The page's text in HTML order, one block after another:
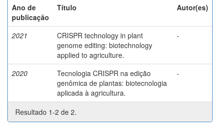
Ano de
publicação
Título Autor(es)
2021
CRISPR technology in plant
genome editing: biotechnology
applied to agriculture.
-
2020
Tecnologia CRISPR na edição
genômica de plantas: biotecnologia
aplicada à agricultura.
-
Resultado 1-2 de 2.